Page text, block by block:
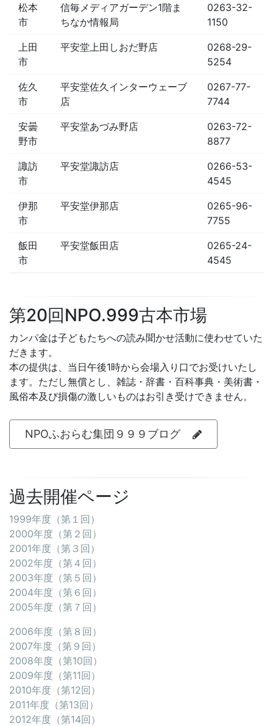
松本
市
信毎メディアガーデン1階ま
ちなか情報局
0263-32-
1150
上田
市
平安堂上田しおだ野店
0268-29-
5254
佐久
市
平安堂佐久インターウェーブ
店
0267-77-
7744
安曇
野市
平安堂あづみ野店
0263-72-
8877
諏訪
市
平安堂諏訪店
0266-53-
4545
伊那
市
平安堂伊那店
0265-96-
7755
飯田
市
平安堂飯田店
0265-24-
4545
第20回NPO.999古本市場
カンパ金は子どもたちへの読み聞かせ活動に使わせていた
だきます。
本の提供は、当日午後1時から会場入り口でお受けいたし
ます。ただし無償とし、雑誌・辞書・百科事典・美術書・
風俗本及び損傷の激しいものはお引き受けできません。
NPOふおらむ集団９９９ブログ
過去開催ページ
1999年度（第１回）
2000年度（第２回）
2001年度（第３回）
2002年度（第４回）
2003年度（第５回）
2004年度（第６回）
2005年度（第７回）
2006年度（第８回）
2007年度（第９回）
2008年度（第10回）
2009年度（第11回）
2010年度（第12回）
2011年度（第13回）
2012年度（第14回）